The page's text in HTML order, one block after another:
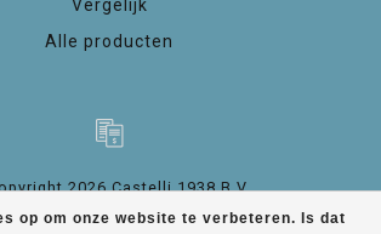
op om onze website te verbeteren. Is dat
Vergelijk
Alle producten
2026 Castelli 1938 B.V.